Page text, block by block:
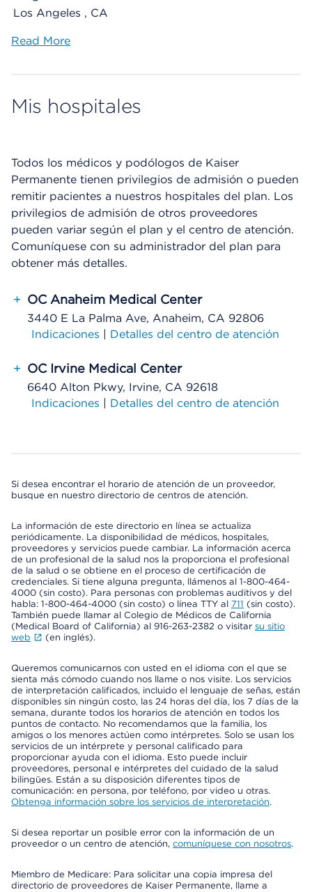
Los Angeles , CA
Read More
Mis hospitales
Todos los médicos y podólogos de Kaiser
Permanente tienen privilegios de admisión o pueden
remitir pacientes a nuestros hospitales del plan. Los
privilegios de admisión de otros proveedores
pueden variar según el plan y el centro de atención.
Comuníquese con su administrador del plan para
obtener más detalles.
+ OC Anaheim Medical Center
3440 E La Palma Ave, Anaheim, CA 92806
Indicaciones | Detalles del centro de atención
+ OC Irvine Medical Center
6640 Alton Pkwy, Irvine, CA 92618
Indicaciones | Detalles del centro de atención
Si desea encontrar el horario de atención de un proveedor,
busque en nuestro directorio de centros de atención.
La información de este directorio en línea se actualiza
periódicamente. La disponibilidad de médicos, hospitales,
proveedores y servicios puede cambiar. La información acerca
de un profesional de la salud nos la proporciona el profesional
de la salud o se obtiene en el proceso de certificación de
credenciales. Si tiene alguna pregunta, llámenos al 1-800-464-
4000 (sin costo). Para personas con problemas auditivos y del
habla: 1-800-464-4000 (sin costo) o línea TTY al 711 (sin costo).
También puede llamar al Colegio de Médicos de California
(Medical Board of California) al 916-263-2382 o visitar su sitio
web
(en inglés).
Queremos comunicarnos con usted en el idioma con el que se
sienta más cómodo cuando nos llame o nos visite. Los servicios
de interpretación calificados, incluido el lenguaje de señas, están
disponibles sin ningún costo, las 24 horas del día, los 7 días de la
semana, durante todos los horarios de atención en todos los
puntos de contacto. No recomendamos que la familia, los
amigos o los menores actúen como intérpretes. Solo se usan los
servicios de un intérprete y personal calificado para
proporcionar ayuda con el idioma. Esto puede incluir
proveedores, personal e intérpretes del cuidado de la salud
bilingües. Están a su disposición diferentes tipos de
comunicación: en persona, por teléfono, por video u otras.
Obtenga información sobre los servicios de interpretación.
Si desea reportar un posible error con la información de un
proveedor o un centro de atención, comuníquese con nosotros.
Miembro de Medicare: Para solicitar una copia impresa del
directorio de proveedores de Kaiser Permanente, llame a